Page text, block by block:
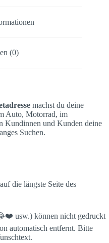
(0)
machst du deine
Auto, Motorrad, im
Kundinnen und Kunden deine
Suchen.
die längste Seite des
usw.) können nicht gedruckt
automatisch entfernt. Bitte